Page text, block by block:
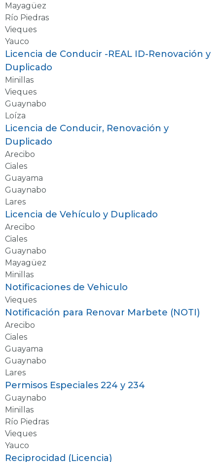
Mayagüez
Río Piedras
Vieques
Yauco
Licencia de Conducir -REAL ID-Renovación y
Duplicado
Minillas
Vieques
Guaynabo
Loíza
Licencia de Conducir, Renovación y
Duplicado
Arecibo
Ciales
Guayama
Guaynabo
Lares
Licencia de Vehículo y Duplicado
Arecibo
Ciales
Guaynabo
Mayagüez
Minillas
Notificaciones de Vehiculo
Vieques
Notificación para Renovar Marbete (NOTI)
Arecibo
Ciales
Guayama
Guaynabo
Lares
Permisos Especiales 224 y 234
Guaynabo
Minillas
Río Piedras
Vieques
Yauco
Reciprocidad (Licencia)